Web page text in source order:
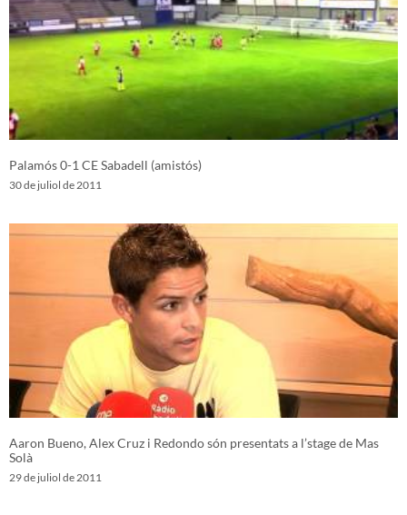
Palamós 0-1 CE Sabadell (amistós)
30 de juliol de 2011
Aaron Bueno, Alex Cruz i Redondo són presentats a l’stage de Mas
Solà
29 de juliol de 2011